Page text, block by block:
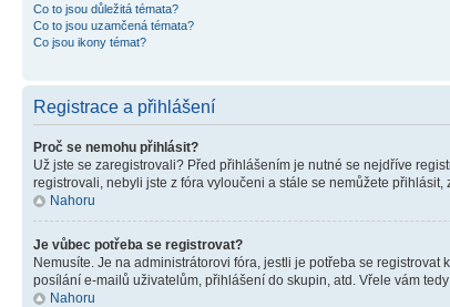
Co to jsou důležitá témata?
Co to jsou uzamčená témata?
Co jsou ikony témat?
Registrace a přihlášení
Proč se nemohu přihlásit?
Už jste se zaregistrovali? Před přihlášením je nutné se nejdříve
registrovali, nebyli jste z fóra vyloučeni a stále se nemůžete
Nahoru
Je vůbec potřeba se registrovat?
Nemusíte. Je na administrátorovi fóra, jestli je potřeba se
posílání e-mailů uživatelům, přihlášení do skupin, atd. Vřele vám
Nahoru